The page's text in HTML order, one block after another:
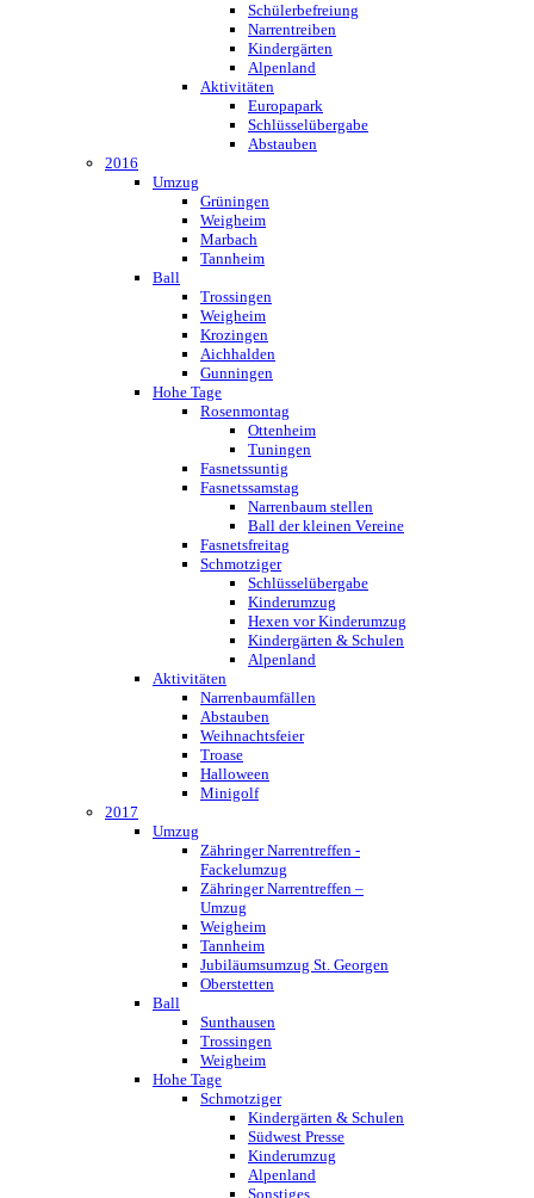
Schülerbefreiung
Narrentreiben
Kindergärten
Alpenland
Aktivitäten
Europapark
Schlüsselübergabe
Abstauben
2016
Umzug
Grüningen
Weigheim
Marbach
Tannheim
Ball
Trossingen
Weigheim
Krozingen
Aichhalden
Gunningen
Hohe Tage
Rosenmontag
Ottenheim
Tuningen
Fasnetssuntig
Fasnetssamstag
Narrenbaum stellen
Ball der kleinen Vereine
Fasnetsfreitag
Schmotziger
Schlüsselübergabe
Kinderumzug
Hexen vor Kinderumzug
Kindergärten & Schulen
Alpenland
Aktivitäten
Narrenbaumfällen
Abstauben
Weihnachtsfeier
Troase
Halloween
Minigolf
2017
Umzug
Zähringer Narrentreffen -
Fackelumzug
Zähringer Narrentreffen –
Umzug
Weigheim
Tannheim
Jubiläumsumzug St. Georgen
Oberstetten
Ball
Sunthausen
Trossingen
Weigheim
Hohe Tage
Schmotziger
Kindergärten & Schulen
Südwest Presse
Kinderumzug
Alpenland
Sonstiges